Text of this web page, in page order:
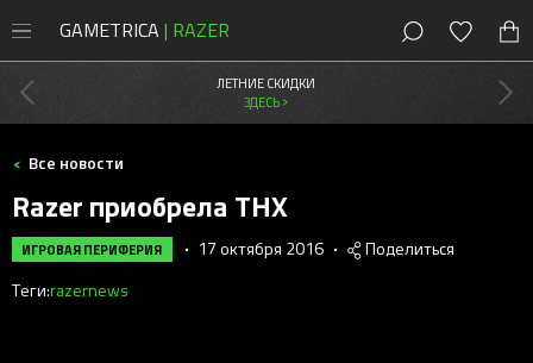
GAMETRICA | RAZER
8 (800) 200-28-81 Россия
Магазин
Акции
Мыши
Клавиатуры
ПК
Cobra
Консоли
ЛЕТНИЕ СКИДКИ
ЗДЕСЬ >
Все новости
Razer приобрела THX
ИГРОВАЯ ПЕРИФЕРИЯ • 17 октября 2016 • Поделиться
Теги:razernews